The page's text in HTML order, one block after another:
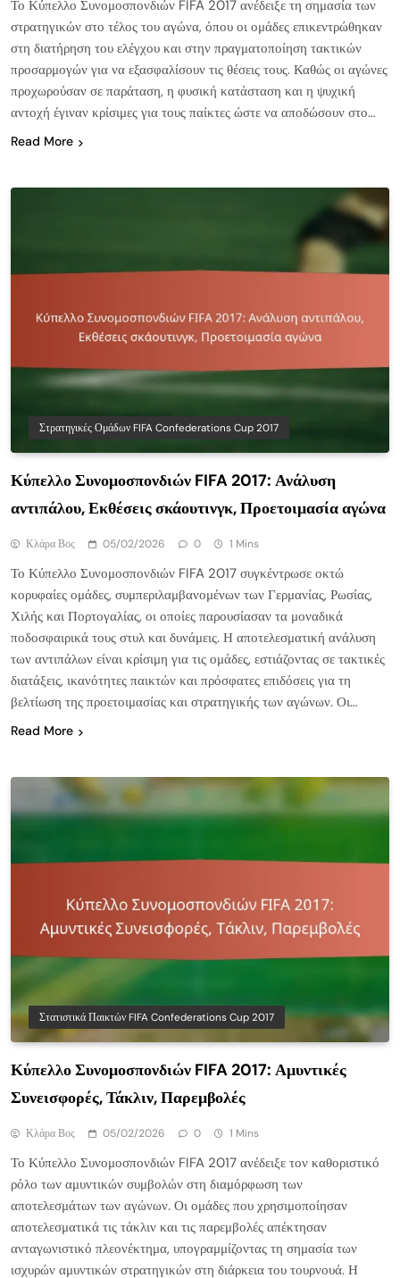
Το Κύπελλο Συνομοσπονδιών FIFA 2017 ανέδειξε τη σημασία των
στρατηγικών στο τέλος του αγώνα, όπου οι ομάδες επικεντρώθηκαν
στη διατήρηση του ελέγχου και στην πραγματοποίηση τακτικών
προσαρμογών για να εξασφαλίσουν τις θέσεις τους. Καθώς οι αγώνες
προχωρούσαν σε παράταση, η φυσική κατάσταση και η ψυχική
αντοχή έγιναν κρίσιμες για τους παίκτες ώστε να αποδώσουν στο…
Read More
Στρατηγικές Ομάδων FIFA Confederations Cup 2017
Κύπελλο Συνομοσπονδιών FIFA 2017: Ανάλυση
αντιπάλου, Εκθέσεις σκάουτινγκ, Προετοιμασία αγώνα
Κλάρα Βος 05/02/2026 0 1 Mins
Το Κύπελλο Συνομοσπονδιών FIFA 2017 συγκέντρωσε οκτώ
κορυφαίες ομάδες, συμπεριλαμβανομένων των Γερμανίας, Ρωσίας,
Χιλής και Πορτογαλίας, οι οποίες παρουσίασαν τα μοναδικά
ποδοσφαιρικά τους στυλ και δυνάμεις. Η αποτελεσματική ανάλυση
των αντιπάλων είναι κρίσιμη για τις ομάδες, εστιάζοντας σε τακτικές
διατάξεις, ικανότητες παικτών και πρόσφατες επιδόσεις για τη
βελτίωση της προετοιμασίας και στρατηγικής των αγώνων. Οι…
Read More
Στατιστικά Παικτών FIFA Confederations Cup 2017
Κύπελλο Συνομοσπονδιών FIFA 2017: Αμυντικές
Συνεισφορές, Τάκλιν, Παρεμβολές
Κλάρα Βος 05/02/2026 0 1 Mins
Το Κύπελλο Συνομοσπονδιών FIFA 2017 ανέδειξε τον καθοριστικό
ρόλο των αμυντικών συμβολών στη διαμόρφωση των
αποτελεσμάτων των αγώνων. Οι ομάδες που χρησιμοποίησαν
αποτελεσματικά τις τάκλιν και τις παρεμβολές απέκτησαν
ανταγωνιστικό πλεονέκτημα, υπογραμμίζοντας τη σημασία των
ισχυρών αμυντικών στρατηγικών στη διάρκεια του τουρνουά. Η